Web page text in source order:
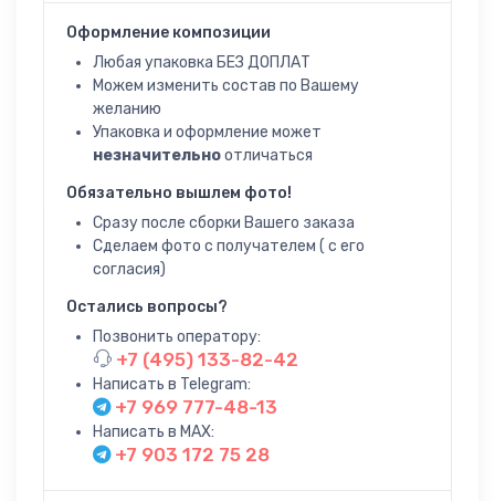
Оформление композиции
Любая упаковка БЕЗ ДОПЛАТ
Можем изменить состав по Вашему
желанию
Упаковка и оформление может
незначительноотличаться
Обязательно вышлем фото!
Сразу после сборки Вашего заказа
Сделаем фото с получателем ( с его
согласия)
Остались вопросы?
Позвонить оператору:
+7 (495) 133-82-42
Написать в Telegram:
+7 969 777-48-13
Написать в MAX:
+7 903 172 75 28